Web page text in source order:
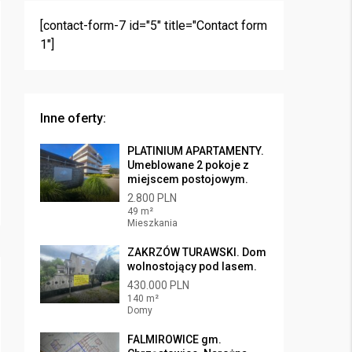
[contact-form-7 id="5" title="Contact form
1"]
Inne oferty:
PLATINIUM APARTAMENTY.
Umeblowane 2 pokoje z
miejscem postojowym.
2.800 PLN
49 m²
Mieszkania
ZAKRZÓW TURAWSKI. Dom
wolnostojący pod lasem.
430.000 PLN
140 m²
Domy
FALMIROWICE gm.